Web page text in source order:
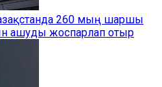
260 мың шаршы
ашуды жоспарлап отыр